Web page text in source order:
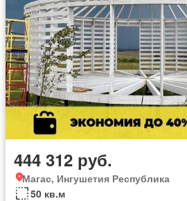
444 312 руб.
Магас, Ингушетия Республика
50 кв.м